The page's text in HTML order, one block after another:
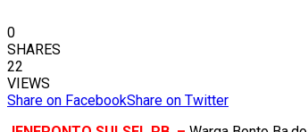
0
SHARES
22
VIEWS
Share on FacebookShare on Twitter